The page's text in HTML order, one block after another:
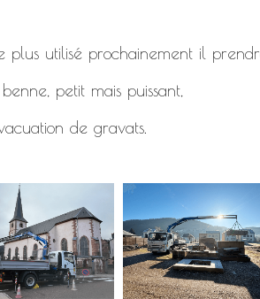
plus utilisé prochainement il
petit mais puissant,
de gravats.